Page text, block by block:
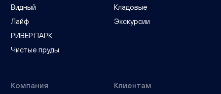
Видный
Лайф
РИВЕР ПАРК
Чистые пруды
Кладовые
Экскурсии
Компания Клиентам